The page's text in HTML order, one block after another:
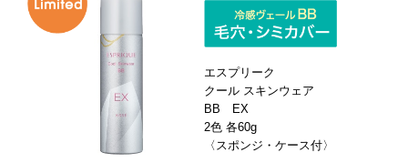
エスプリーク
クール スキンウェア
BB EX
2色 各60g
〈スポンジ・ケース付〉